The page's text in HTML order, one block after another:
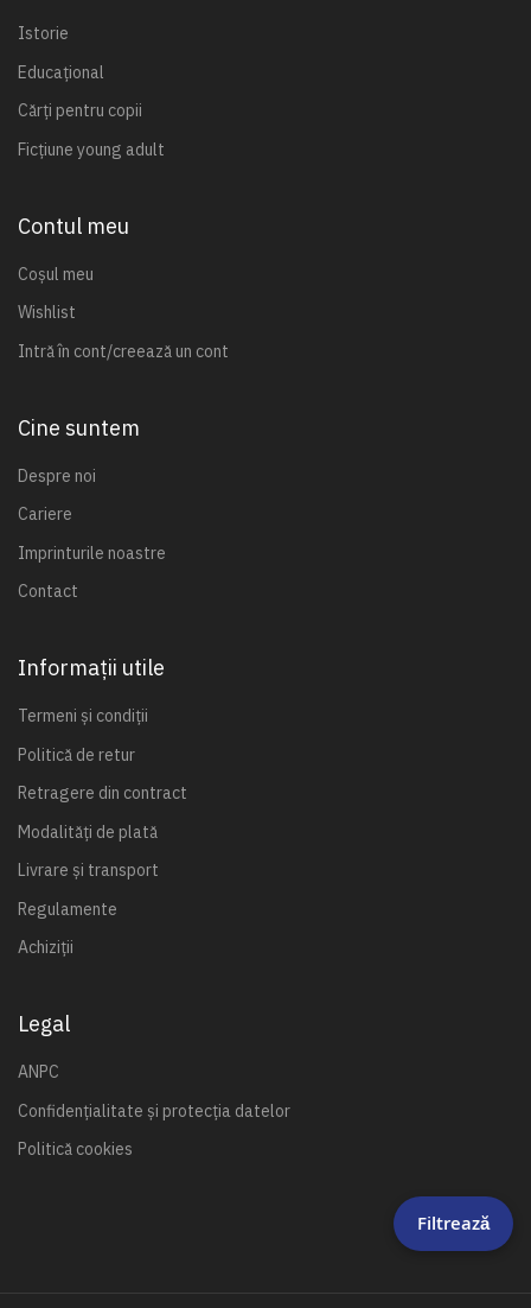
Istorie
Educațional
Cărți pentru copii
Ficțiune young adult
Contul meu
Coșul meu
Wishlist
Intră în cont/creează un cont
Cine suntem
Despre noi
Cariere
Imprinturile noastre
Contact
Informații utile
Termeni și condiții
Politică de retur
Retragere din contract
Modalități de plată
Livrare și transport
Regulamente
Achiziții
Legal
ANPC
Confidențialitate și protecția datelor
Politică cookies
Filtrează